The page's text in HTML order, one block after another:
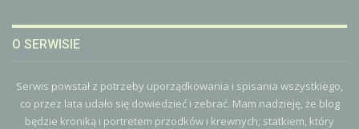
O SERWISIE
Serwis powstał z potrzeby uporządkowania i spisania wszystkiego,
co przez lata udało się dowiedzieć i zebrać. Mam nadzieję, że blog
będzie kroniką i portretem przodków i krewnych; statkiem, który